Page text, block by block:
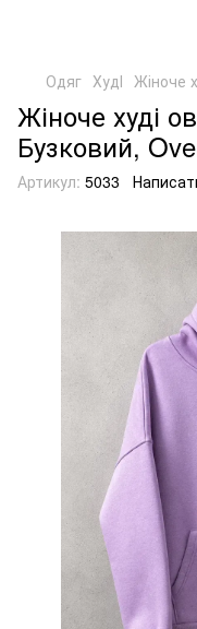
Одяг ХудІ Жіноче
Жіноче худі
Бузковий,
Артикул: 5033